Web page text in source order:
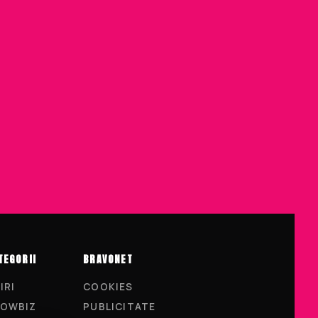
BRAVONET
COOKIES
PUBLICITATE